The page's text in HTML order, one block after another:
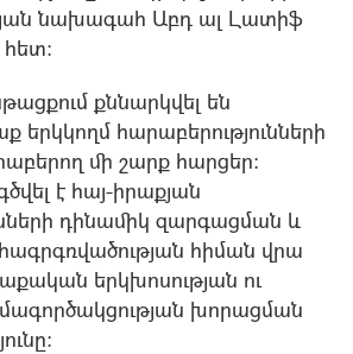
նախագահ Աբդ ալ Լատիֆ
քննարկվել են
հարաբերությունների
մի շարք հարցեր։
է հայ-իրաքյան
դինամիկ զարգացման և
հիման վրա
երկխոսության ու
խորացման